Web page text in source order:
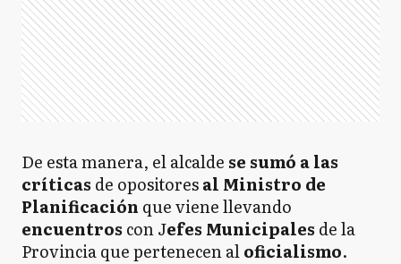
De esta manera, el alcalde se sumó a las
críticas de opositoresal Ministro de
Planificación que viene llevando
encuentros con Jefes Municipales de la
Provincia que pertenecen aloficialismo.